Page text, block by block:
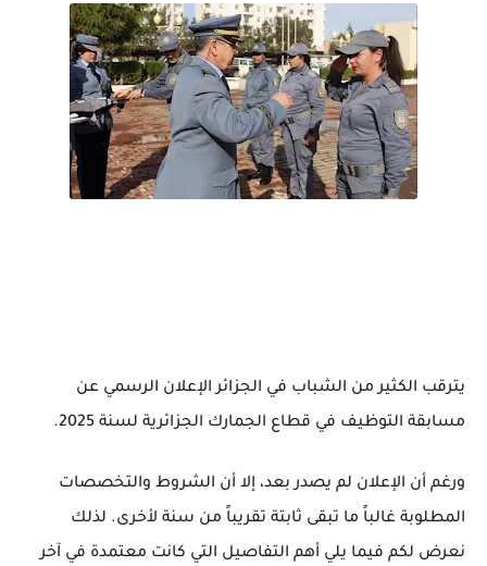
يترقب الكثير من الشباب في الجزائر الإعلان الرسمي عن
مسابقة التوظيف في قطاع الجمارك الجزائرية لسنة 2025.
ورغم أن الإعلان لم يصدر بعد، إلا أن الشروط والتخصصات
المطلوبة غالباً ما تبقى ثابتة تقريباً من سنة لأخرى. لذلك
نعرض لكم فيما يلي أهم التفاصيل التي كانت معتمدة في آخر